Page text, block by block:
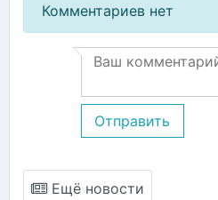
Комментариев нет
Отправить
Ещё новости